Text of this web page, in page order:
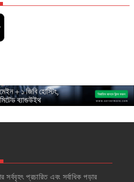
সর্ববৃহৎ প্রচারিত এবং সর্বাধিক পড়ার